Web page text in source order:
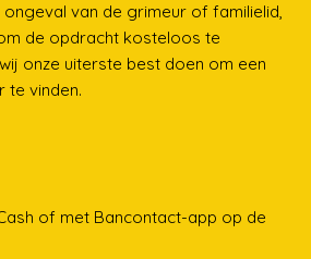
van de grimeur of familielid,
de opdracht kosteloos te
onze uiterste best doen om een
te vinden.
of met Bancontact-app op de